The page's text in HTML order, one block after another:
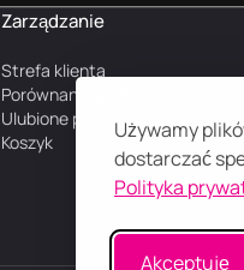
Używamy
dostarczać
Polityka
Akceptuję
Zarządzanie
Strefa klienta
Porównanie produktów
Ulubione produkty
Koszyk